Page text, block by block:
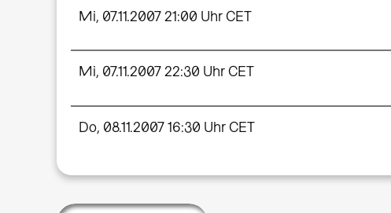
Mi, 07.11.2007 21:00 Uhr CET
Mi, 07.11.2007 22:30 Uhr CET
Do, 08.11.2007 16:30 Uhr CET